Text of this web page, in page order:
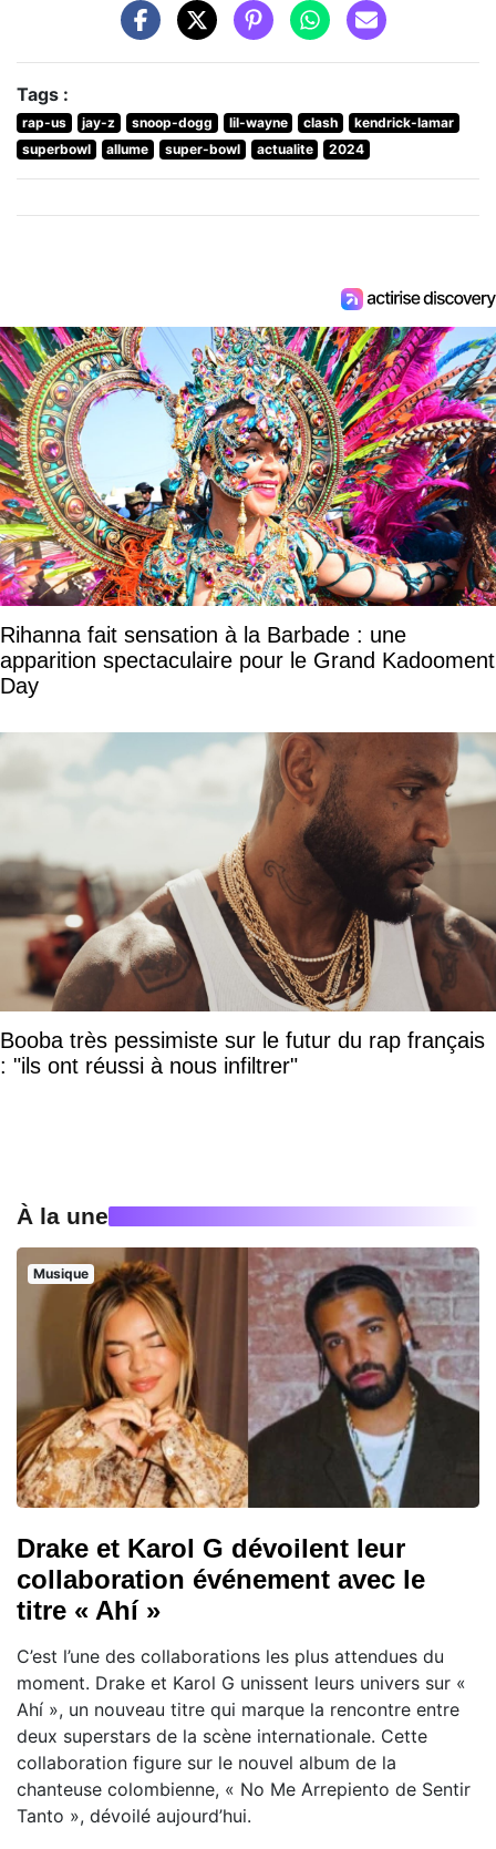
Tags :
rap-us jay-z snoop-dogg lil-wayne clash
kendrick-lamar
superbowl
allume super-bowl actualite 2024
Rihanna fait sensation à la Barbade : une
apparition spectaculaire pour le Grand Kadooment
Day
Booba très pessimiste sur le futur du rap français
: "ils ont réussi à nous infiltrer"
À la une
Musique
Drake et Karol G dévoilent leur
collaboration événement avec le
titre « Ahí »
C’est l’une des collaborations les plus attendues du
moment. Drake et Karol G unissent leurs univers sur «
Ahí », un nouveau titre qui marque la rencontre entre
deux superstars de la scène internationale. Cette
collaboration figure sur le nouvel album de la
chanteuse colombienne, « No Me Arrepiento de Sentir
Tanto », dévoilé aujourd’hui.